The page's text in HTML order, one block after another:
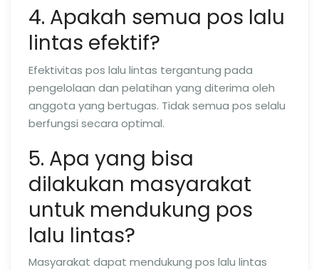
4. Apakah semua pos lalu
lintas efektif?
Efektivitas pos lalu lintas tergantung pada
pengelolaan dan pelatihan yang diterima oleh
anggota yang bertugas. Tidak semua pos selalu
berfungsi secara optimal.
5. Apa yang bisa
dilakukan masyarakat
untuk mendukung pos
lalu lintas?
Masyarakat dapat mendukung pos lalu lintas